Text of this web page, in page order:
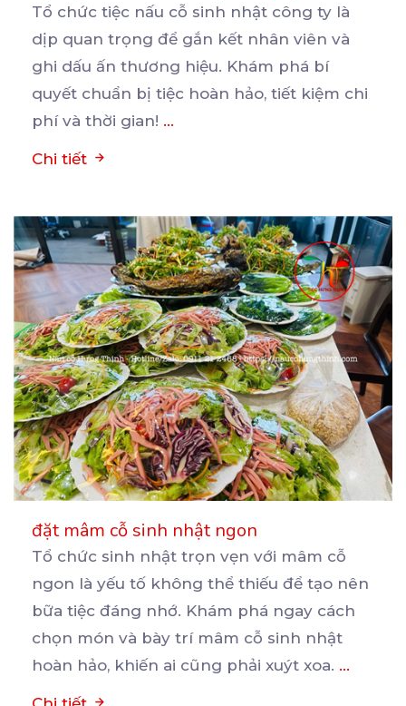
Tổ chức tiệc nấu cỗ sinh nhật công ty là
dịp quan trọng để gắn kết nhân viên và
ghi dấu ấn thương hiệu. Khám phá bí
quyết chuẩn bị tiệc hoàn hảo, tiết kiệm chi
phí và thời gian! ...
Chi tiết
đặt mâm cỗ sinh nhật ngon
Tổ chức sinh nhật trọn vẹn với mâm cỗ
ngon là yếu tố không thể thiếu để tạo nên
bữa tiệc đáng nhớ. Khám phá ngay cách
chọn món và bày trí mâm cỗ sinh nhật
hoàn hảo, khiến ai cũng phải xuýt xoa. ...